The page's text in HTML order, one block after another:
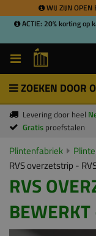
WIJ ZIJN OPEN
ACTIE: 20% korting op
ZOEKEN DOOR
Levering door heel
Gratis proefstalen
Plintenfabriek
RVS overzetstrip -
RVS